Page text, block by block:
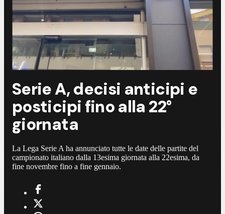
Serie A, decisi anticipi e
posticipi fino alla 22°
giornata
La Lega Serie A ha annunciato tutte le date delle partite del
campionato italiano dalla 13esima giornata alla 22esima, da
fine novembre fino a fine gennaio.